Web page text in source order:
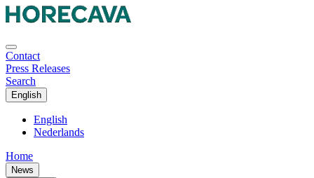
Contact
Press Releases
Search
English
English
Nederlands
Home
News